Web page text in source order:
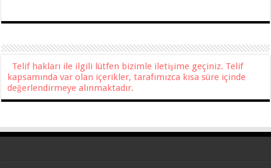
Telif hakları ile ilgili lütfen bizimle iletişime geçiniz. Telif
kapsamında var olan içerikler, tarafımızca kısa süre içinde
değerlendirmeye alınmaktadır.